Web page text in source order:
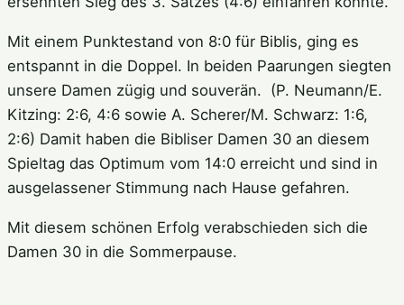
Mit einem Punktestand von 8:0 für Biblis, ging es
entspannt in die Doppel. In beiden Paarungen siegten
unsere Damen zügig und souverän. (P. Neumann/E.
Kitzing: 2:6, 4:6 sowie A. Scherer/M. Schwarz: 1:6,
2:6) Damit haben die Bibliser Damen 30 an diesem
Spieltag das Optimum vom 14:0 erreicht und sind in
ausgelassener Stimmung nach Hause gefahren.
Mit diesem schönen Erfolg verabschieden sich die
Damen 30 in die Sommerpause.